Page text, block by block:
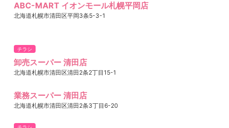
ABC-MART イオンモール札幌平岡店
北海道札幌市清田区平岡3条5-3-1
チラシ
卸売スーパー 清田店
北海道札幌市清田区清田2条2丁目15-1
業務スーパー 清田店
北海道札幌市清田区清田2条3丁目6-20